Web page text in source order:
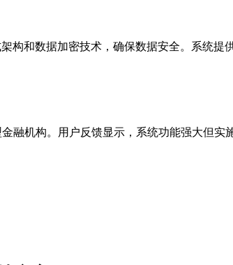
构和数据加密技术，确保数据安全。系统提
融机构。用户反馈显示，系统功能强大但实